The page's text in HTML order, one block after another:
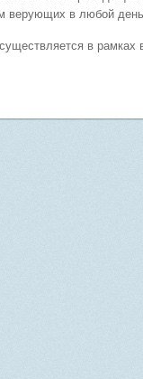
верующих в любой
в